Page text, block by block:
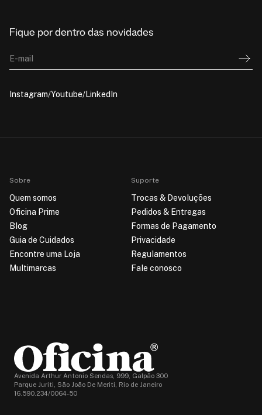
Fique por dentro das novidades
E-mail
Instagram Youtube LinkedIn
Sobre
Quem somos
Oficina Prime
Blog
Guia de Cuidados
Encontre uma Loja
Multimarcas
Suporte
Trocas & Devoluções
Pedidos & Entregas
Formas de Pagamento
Privacidade
Regulamentos
Fale conosco
Avenida Arthur Antonio Sendas, 999, Galpão 300
Parque Juriti, São João De Meriti, Rio de Janeiro
16.590.234/0064-50